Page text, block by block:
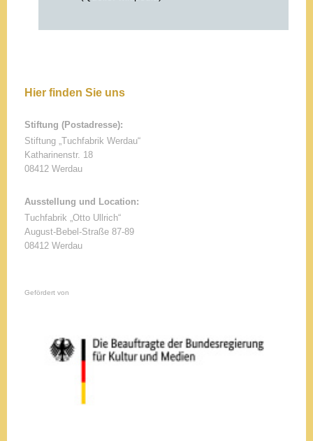
Hier finden Sie uns
Stiftung (Postadresse):
Stiftung „Tuchfabrik Werdau“
Katharinenstr. 18
08412 Werdau
Ausstellung und Location:
Tuchfabrik „Otto Ullrich“
August-Bebel-Straße 87-89
08412 Werdau
Gefördert von